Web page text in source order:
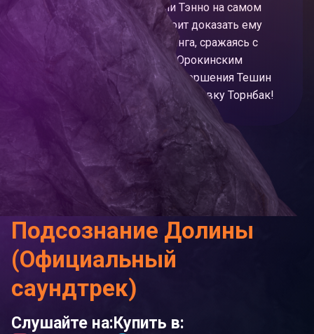
Тешин не уверен, живы ли Тэнно на самом
деле, поэтому вам предстоит доказать ему
это. Изучите основы моддинга, сражаясь с
Корпусом за контроль над Орокинским
сегментом модов. После завершения Тешин
также подарит вам новую винтовку Торнбак!
Подсознание Долины
(Официальный
саундтрек)
Слушайте на:Купить в: